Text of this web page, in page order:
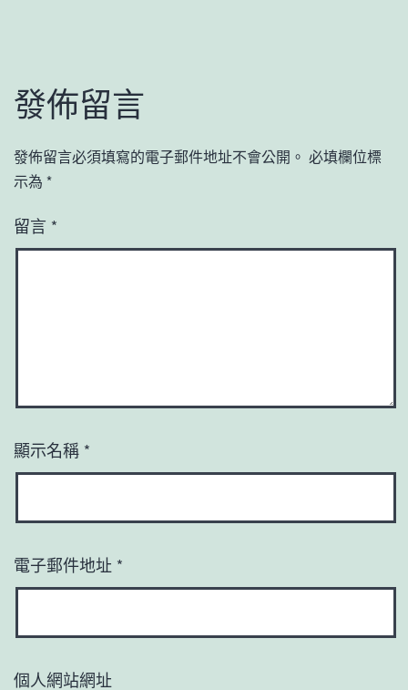
發佈留言
發佈留言必須填寫的電子郵件地址不會公開。 必填欄位標
示為 *
留言 *
顯示名稱 *
電子郵件地址 *
個人網站網址